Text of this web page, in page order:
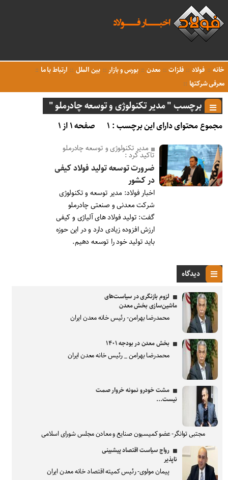
خانه فولاد فلزات معدن بورس و بازار بین الملل
ارتباط با ما
معرفی شرکتها
برچسب " مدیر تکنولوژی و توسعه چادرملو "
مجموع محتوای دارای این برچسب : ۱ صفحه ۱ از ۱
مدیر تکنولوژی و توسعه چادرملو
تاکید کرد :
ضرورت توسعه تولید فولاد کیفی
در کشور
اخبار فولاد: مدیر توسعه و تکنولوژی
شرکت معدنی و صنعتی چادرملو
گفت: تولید فولاد های آلیاژی و کیفی
ارزش افزوده زیادی دارد و در این حوزه
باید تولید خود را توسعه دهیم.
دیدگاه
لزوم بازنگری در سیاست‌های
ماشین‌سازی بخش معدن
محمدرضا بهرامن- رئیس خانه معدن ایران
بخش معدن در بودجه ۱۴۰۱
محمدرضا بهرامن _ رئیس خانه معدن ایران
مشت خودرو نمونه خروار صمت
نیست...
مجتبی توانگر- عضو کمیسیون صنایع و معادن مجلس شورای اسلامی
رواج سیاست اقتصاد پیشبینی
ناپذیر
پیمان مولوی- رئیس کمیته اقتصاد خانه معدن ایران